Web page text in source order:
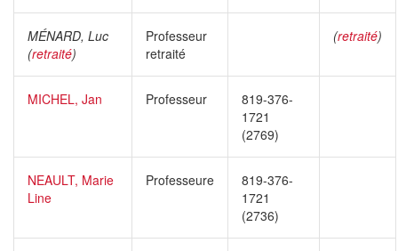
MÉNARD, Luc
(retraité)
Professeur
retraité
(retraité)
MICHEL, Jan Professeur
819-376-
1721
(2769)
NEAULT, Marie
Line
Professeure
819-376-
1721
(2736)